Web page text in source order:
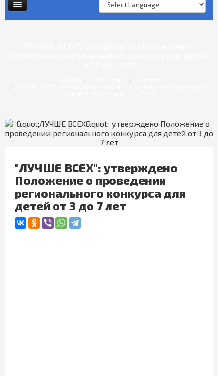
Опросы и анкеты
"ЛУЧШЕ ВСЕХ": утверждено
Положение о проведении
регионального конкурса для
детей от 3 до 7 лет